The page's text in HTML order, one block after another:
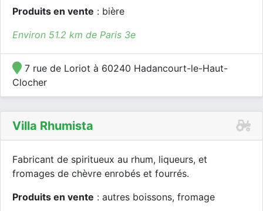
Produits en vente : bière
Environ 51.2 km de Paris 3e
7 rue de Loriot à 60240 Hadancourt-le-Haut-
Clocher
Villa Rhumista
Fabricant de spiritueux au rhum, liqueurs, et
fromages de chèvre enrobés et fourrés.
Produits en vente : autres boissons, fromage